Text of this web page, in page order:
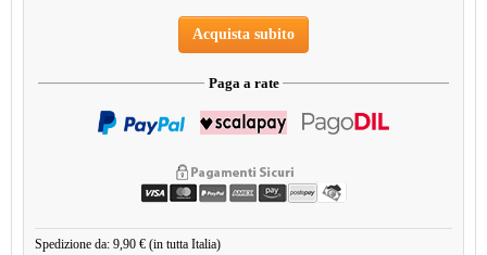
Acquista subito
Paga a rate
Spedizione da: 9,90 € (in tutta Italia)